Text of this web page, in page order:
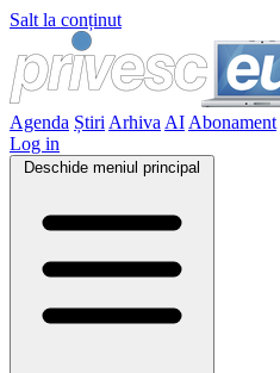
Salt la conținut
Agenda Știri Arhiva AI Abonament
Log in
Deschide meniul principal